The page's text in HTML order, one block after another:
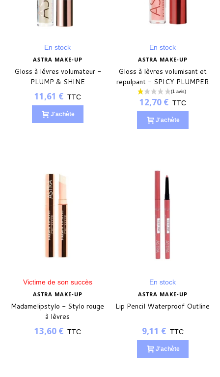
En stock
ASTRA MAKE-UP
Gloss à lévres volumateur -
PLUMP & SHINE
11,61 € TTC
J'achète
En stock
ASTRA MAKE-UP
Gloss à lèvres volumisant et
repulpant - SPICY PLUMPER
12,70 € TTC
J'achète
Victime de son succès
ASTRA MAKE-UP
Madamelipstylo - Stylo rouge
à lèvres
13,60 € TTC
En stock
ASTRA MAKE-UP
Lip Pencil Waterproof Outline
9,11 € TTC
J'achète